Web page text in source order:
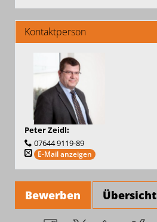
Kontaktperson
Peter Zeidl:
07644 9119-89
E-Mail anzeigen
Bewerben Übersicht